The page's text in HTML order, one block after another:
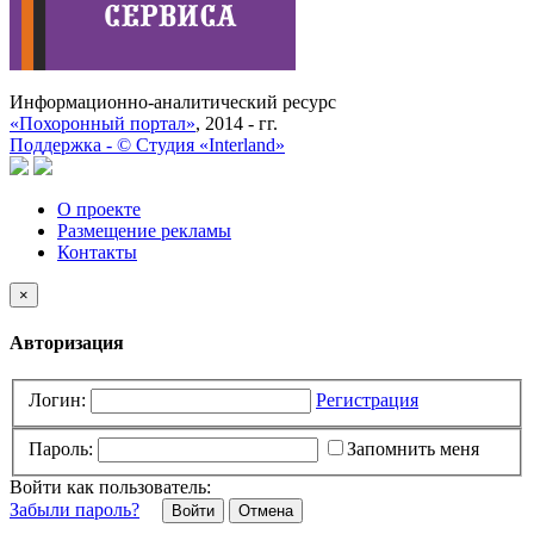
Информационно-аналитический ресурс
«Похоронный портал», 2014 - гг.
Поддержка - © Cтудия «Interland»
О проекте
Размещение рекламы
Контакты
×
Авторизация
Логин: Регистрация
Пароль:
Запомнить меня
Войти как пользователь:
Забыли пароль?
Отмена